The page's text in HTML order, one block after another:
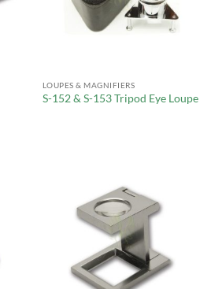
LOUPES & MAGNIFIERS
S-152 & S-153 Tripod Eye Loupe